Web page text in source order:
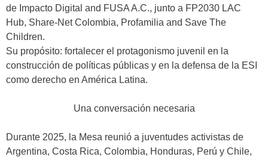
de Impacto Digital and FUSA A.C., junto a FP2030 LAC
Hub, Share-Net Colombia, Profamilia and Save The
Children.
Su propósito: fortalecer el protagonismo juvenil en la
construcción de políticas públicas y en la defensa de la ESI
como derecho en América Latina.
Una conversación necesaria
Durante 2025, la Mesa reunió a juventudes activistas de
Argentina, Costa Rica, Colombia, Honduras, Perú y Chile,